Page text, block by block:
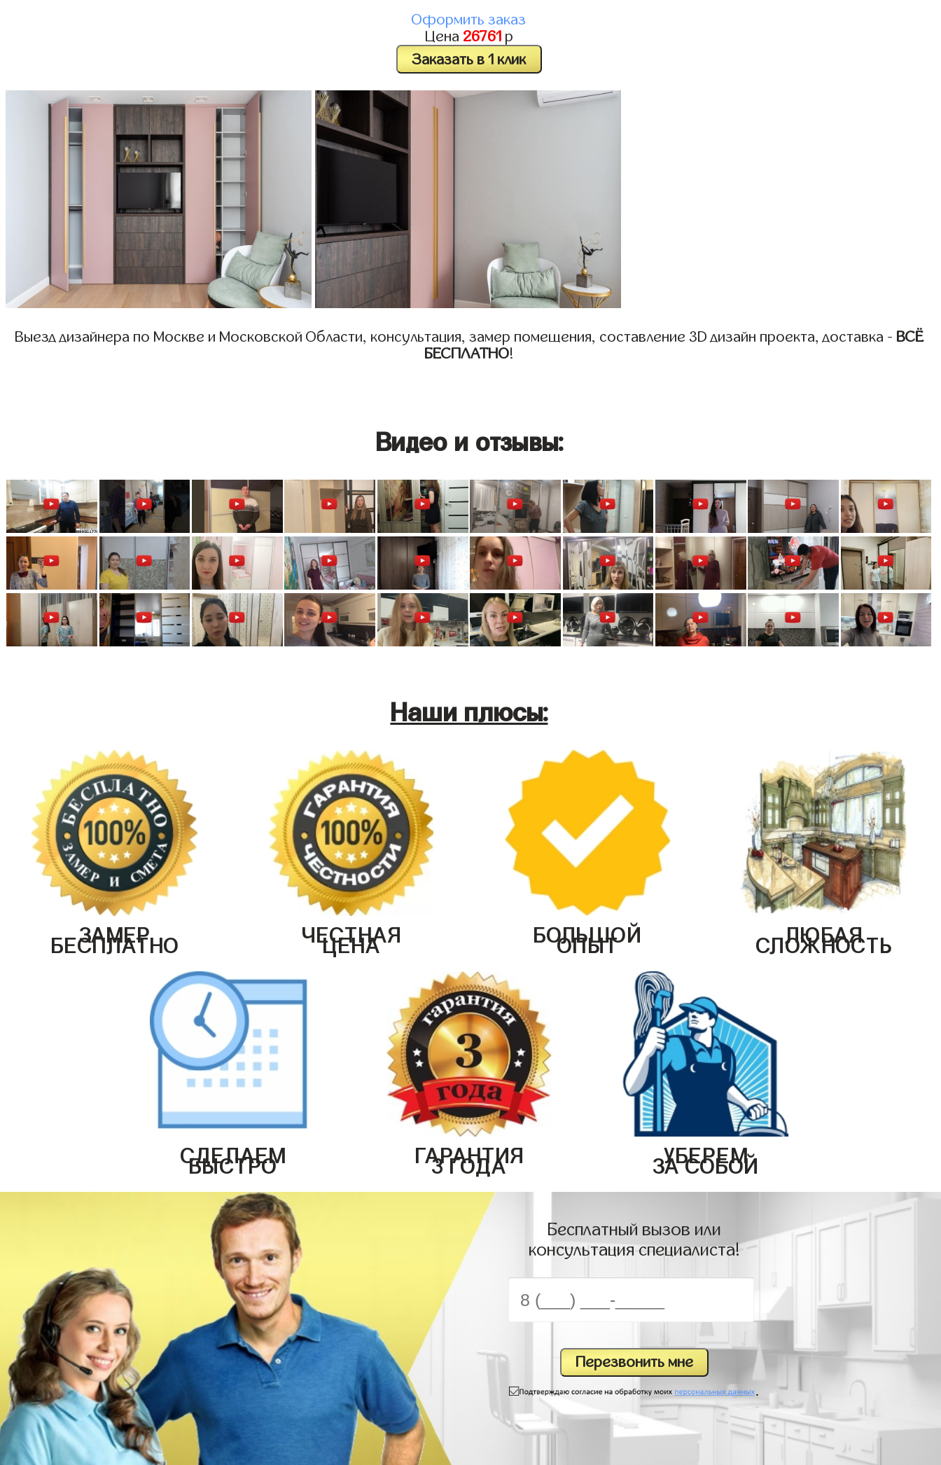
Оформить заказ
Цена 26761 р
Заказать в 1 клик
Выезд дизайнера по Москве и Московской Области, консультация, замер помещения, составление 3D дизайн проекта, доставка - ВСЁ
БЕСПЛАТНО!
Видео и отзывы:
Наши плюсы:
ЗАМЕР
БЕСПЛАТНО ЧЕСТНАЯ
ЦЕНА БОЛЬШОЙ
ОПЫТ ЛЮБАЯ
СЛОЖНОСТЬ
СДЕЛАЕМ
БЫСТРО ГАРАНТИЯ
3 ГОДА УБЕРЕМ
ЗА СОБОЙ
Бесплатный вызов или
консультация специалиста!
.